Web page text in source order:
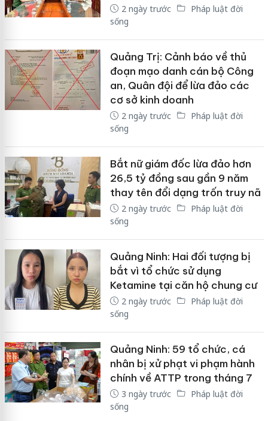
2 ngày trước
Pháp luật đời
sống
Quảng Trị: Cảnh báo về thủ
đoạn mạo danh cán bộ Công
an, Quân đội để lừa đảo các
cơ sở kinh doanh
2 ngày trước
Pháp luật đời
sống
Bắt nữ giám đốc lừa đảo hơn
26,5 tỷ đồng sau gần 9 năm
thay tên đổi dạng trốn truy nã
2 ngày trước
Pháp luật đời
sống
Quảng Ninh: Hai đối tượng bị
bắt vì tổ chức sử dụng
Ketamine tại căn hộ chung cư
2 ngày trước
Pháp luật đời
sống
Quảng Ninh: 59 tổ chức, cá
nhân bị xử phạt vi phạm hành
chính về ATTP trong tháng 7
3 ngày trước
Pháp luật đời
sống